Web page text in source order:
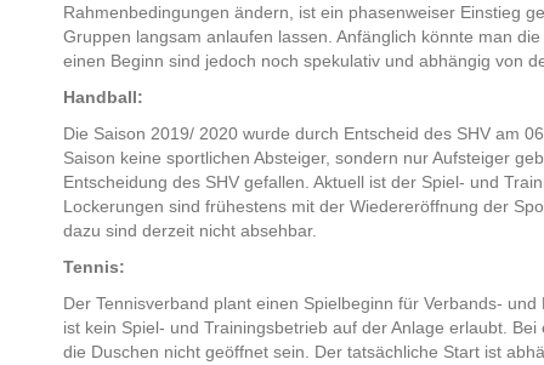
Rahmenbedingungen ändern, ist ein phasenweiser Einstieg
Gruppen langsam anlaufen lassen. Anfänglich könnte man
einen Beginn sind jedoch noch spekulativ und abhängig von
Handball:
Die Saison 2019/ 2020 wurde durch Entscheid des SHV am
Saison keine sportlichen Absteiger, sondern nur Aufsteiger
Entscheidung des SHV gefallen. Aktuell ist der Spiel- und
Lockerungen sind frühestens mit der Wiedereröffnung der
dazu sind derzeit nicht absehbar.
Tennis:
Der Tennisverband plant einen Spielbeginn für Verbands-
ist kein Spiel- und Trainingsbetrieb auf der Anlage erlaubt.
die Duschen nicht geöffnet sein. Der tatsächliche Start ist